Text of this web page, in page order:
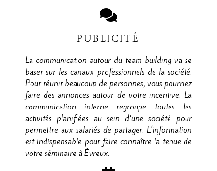
PUBLICITÉ
La communication autour du team building va se
baser sur les canaux professionnels de la société.
Pour réunir beaucoup de personnes, vous pourriez
faire des annonces autour de votre incentive. La
communication interne regroupe toutes les
activités planifiées au sein d’une société pour
permettre aux salariés de partager. L'information
est indispensable pour faire connaître la tenue de
votre séminaire à Évreux.